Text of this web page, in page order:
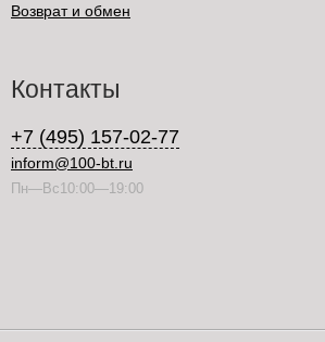
Возврат и обмен
Контакты
+7 (495) 157-02-77
inform@100-bt.ru
Пн—Вс10:00—19:00